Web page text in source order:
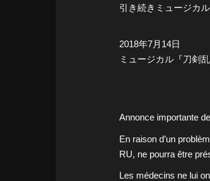
引き続きミュージカ
2018年7月14日
ミュージカル『刀剣
Annonce importante
En raison d’un
RU, ne pourra être
Les médecins ne lui